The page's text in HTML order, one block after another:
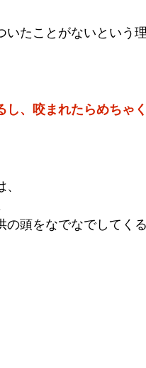
たことがないという
、咬まれたらめちゃ
の頭をなでなでしてく